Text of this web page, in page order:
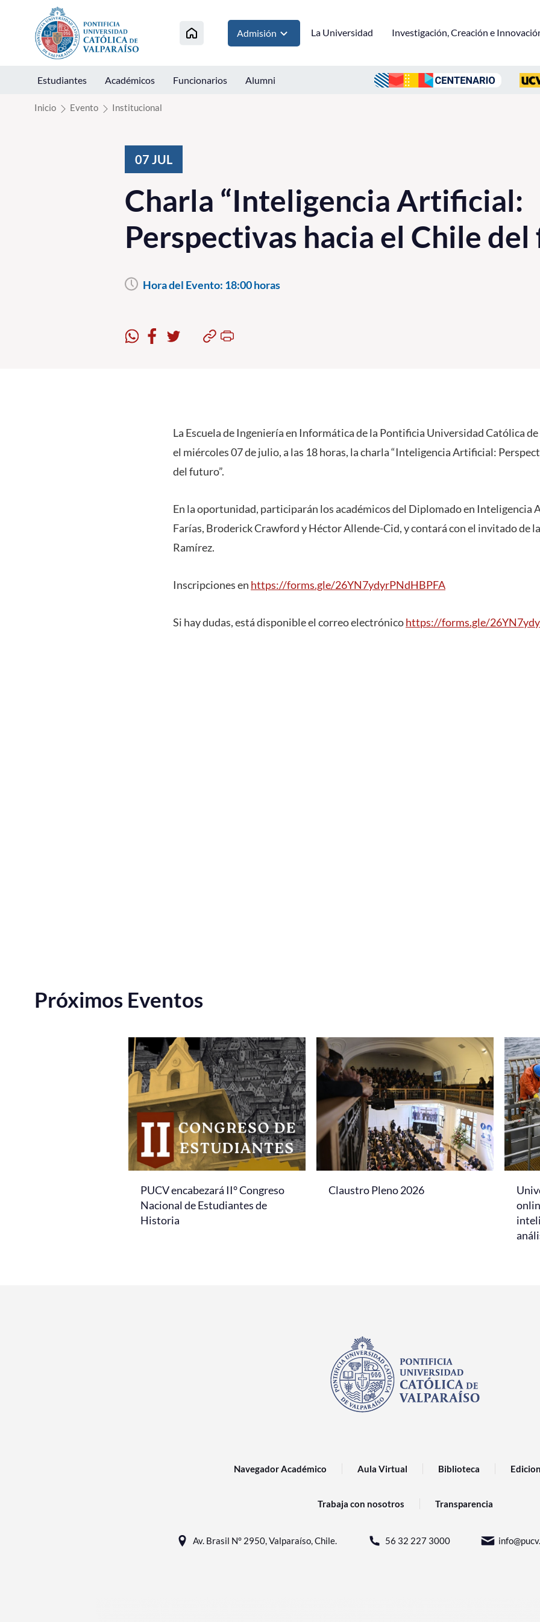
Click acá para ir directamente al contenido
Admisión La Universidad Investigación, Creación e
Estudiantes Académicos Funcionarios Alumni
Inicio Evento Institucional
07 JUL
Charla “Inteligencia Artificial:
Perspectivas hacia el Chile del
Hora del Evento: 18:00 horas
La Escuela de Ingeniería en Informática de la Pontificia Universidad Católica
el miércoles 07 de julio, a las 18 horas, la charla “Inteligencia Artificial:
del futuro”.
En la oportunidad, participarán los académicos del Diplomado en Inteligencia
Farías, Broderick Crawford y Héctor Allende-Cid, y contará con el invitado de
Ramírez.
Inscripciones en https://forms.gle/26YN7ydyrPNdHBPFA
Si hay dudas, está disponible el correo electrónicohttps://forms.gle/
Próximos Eventos
PUCV encabezará II° Congreso
Nacional de Estudiantes de
Historia
Claustro Pleno 2026
Navegador Académico Aula Virtual Biblioteca
Trabaja con nosotros Transparencia
Av. Brasil N° 2950, Valparaíso, Chile. 56 32 227 3000